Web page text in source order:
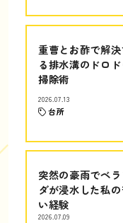
重曹とお酢で解
る排水溝のドロド
掃除術
2026.07.13
台所
突然の豪雨でベ
ダが浸水した私
い経験
2026.07.09